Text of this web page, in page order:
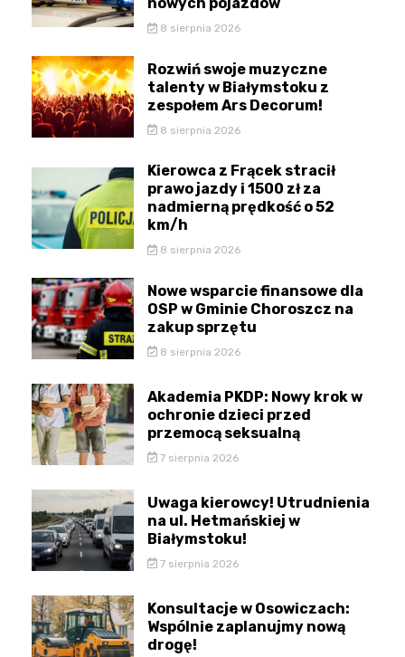
nowych pojazdów
8 sierpnia 2026
Rozwiń swoje muzyczne
talenty w Białymstoku z
zespołem Ars Decorum!
8 sierpnia 2026
Kierowca z Frącek stracił
prawo jazdy i 1500 zł za
nadmierną prędkość o 52
km/h
8 sierpnia 2026
Nowe wsparcie finansowe dla
OSP w Gminie Choroszcz na
zakup sprzętu
8 sierpnia 2026
Akademia PKDP: Nowy krok w
ochronie dzieci przed
przemocą seksualną
7 sierpnia 2026
Uwaga kierowcy! Utrudnienia
na ul. Hetmańskiej w
Białymstoku!
7 sierpnia 2026
Konsultacje w Osowiczach:
Wspólnie zaplanujmy nową
drogę!